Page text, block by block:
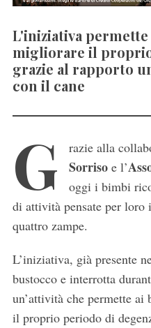
L'iniziativa
migliorare il
grazie al rapporto
con il cane
G razie alla
Sorrisoe l’
oggi i bimbi
di attività pensate per
quattro zampe.
L’iniziativa, già presente
bustocco e interrotta
un’attività che permette
il proprio periodo di